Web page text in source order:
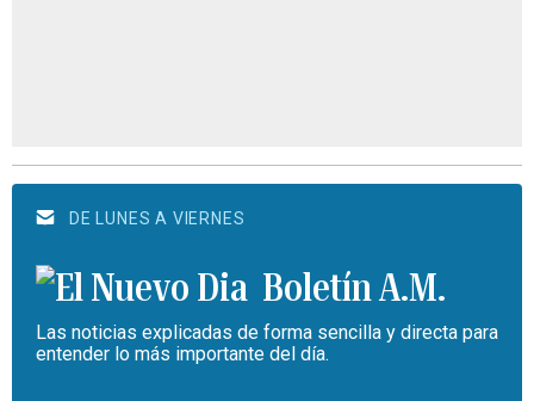
DE LUNES A VIERNES
Boletín A.M.
Las noticias explicadas de forma sencilla y directa para
entender lo más importante del día.